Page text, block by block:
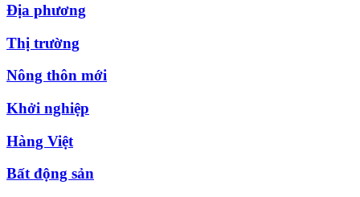
Địa phương
Thị trường
Nông thôn mới
Khởi nghiệp
Hàng Việt
Bất động sản